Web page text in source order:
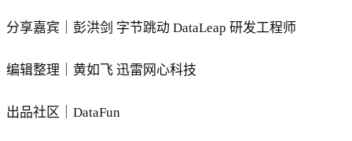
分享嘉宾｜彭洪剑 字节跳动 DataLeap 研发工程师
编辑整理｜黄如飞 迅雷网心科技
出品社区｜DataFun